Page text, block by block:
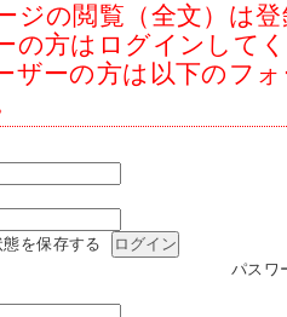
ジの閲覧（全文）は
の方はログインして
ザーの方は以下のフ
態を保存する
パスワ